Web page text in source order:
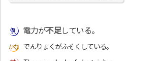
電力が不足している。
でんりょくがふそくしている。